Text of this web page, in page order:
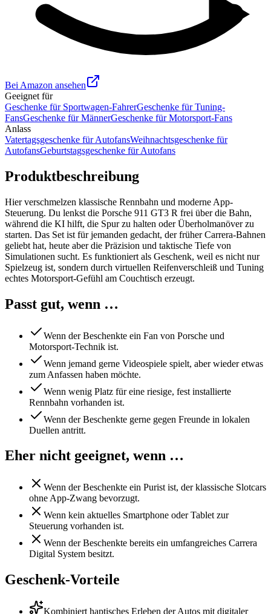
Bei Amazon ansehen
Geeignet für
Geschenke für Sportwagen-FahrerGeschenke für Tuning-
FansGeschenke für MännerGeschenke für Motorsport-Fans
Anlass
Vatertagsgeschenke für AutofansWeihnachtsgeschenke für
AutofansGeburtstagsgeschenke für Autofans
Produktbeschreibung
Hier verschmelzen klassische Rennbahn und moderne App-
Steuerung. Du lenkst die Porsche 911 GT3 R frei über die Bahn,
während die KI hilft, die Spur zu halten oder Überholmanöver zu
starten. Das Set ist für jemanden gedacht, der früher Carrera-Bahnen
geliebt hat, heute aber die Präzision und taktische Tiefe von
Simulationen sucht. Es funktioniert als Geschenk, weil es nicht nur
Spielzeug ist, sondern durch virtuellen Reifenverschleiß und Tuning
echtes Motorsport-Gefühl am Couchtisch erzeugt.
Passt gut, wenn …
Wenn der Beschenkte ein Fan von Porsche und
Motorsport-Technik ist.
Wenn jemand gerne Videospiele spielt, aber wieder etwas
zum Anfassen haben möchte.
Wenn wenig Platz für eine riesige, fest installierte
Rennbahn vorhanden ist.
Wenn der Beschenkte gerne gegen Freunde in lokalen
Duellen antritt.
Eher nicht geeignet, wenn …
Wenn der Beschenkte ein Purist ist, der klassische Slotcars
ohne App-Zwang bevorzugt.
Wenn kein aktuelles Smartphone oder Tablet zur
Steuerung vorhanden ist.
Wenn der Beschenkte bereits ein umfangreiches Carrera
Digital System besitzt.
Geschenk-Vorteile
Kombiniert haptisches Erleben der Autos mit digitaler